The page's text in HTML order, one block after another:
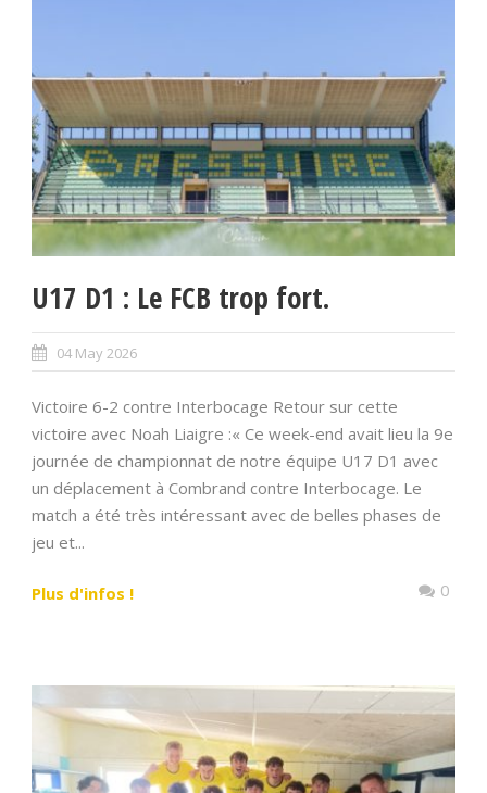
U17 D1 : Le FCB trop fort.
04 May 2026
Victoire 6-2 contre Interbocage Retour sur cette
victoire avec Noah Liaigre :« Ce week-end avait lieu la 9e
journée de championnat de notre équipe U17 D1 avec
un déplacement à Combrand contre Interbocage. Le
match a été très intéressant avec de belles phases de
jeu et...
Plus d'infos ! 0